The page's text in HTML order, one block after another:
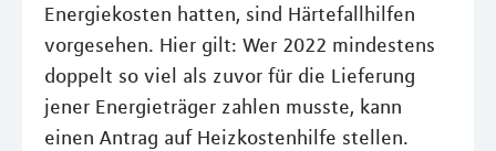
Energiekosten hatten, sind Härtefallhilfen
vorgesehen. Hier gilt: Wer 2022 mindestens
doppelt so viel als zuvor für die Lieferung
jener Energieträger zahlen musste, kann
einen Antrag auf Heizkostenhilfe stellen.